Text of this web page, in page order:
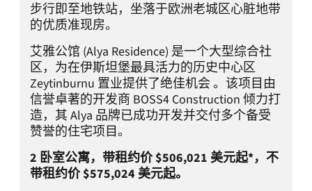
步行即至地铁站，坐落于欧洲老城区心脏地带
的优质准现房。
艾雅公馆 (Alya Residence) 是一个大型综合社
区，为在伊斯坦堡最具活力的历史中心区
Zeytinburnu 置业提供了绝佳机会 。该项目由
信誉卓著的开发商 BOSS4 Construction 倾力打
造，其 Alya 品牌已成功开发并交付多个备受
赞誉的住宅项目。
2 卧室公寓，带租约价 $506,021 美元起*，不
带租约价 $575,024 美元起。